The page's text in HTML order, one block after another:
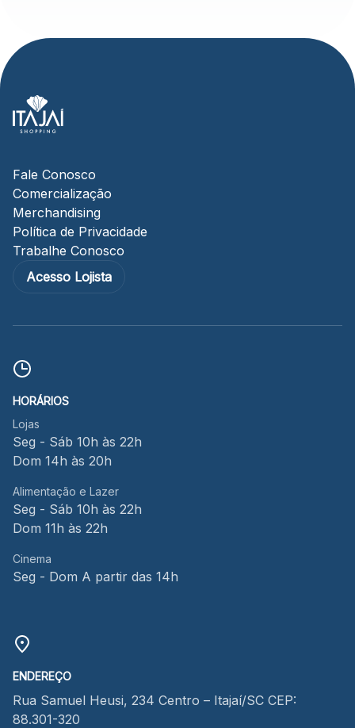
Fale Conosco
Comercialização
Merchandising
Política de Privacidade
Trabalhe Conosco
Acesso Lojista
HORÁRIOS
Lojas
Seg - Sáb 10h às 22h
Dom 14h às 20h
Alimentação e Lazer
Seg - Sáb 10h às 22h
Dom 11h às 22h
Cinema
Seg - Dom A partir das 14h
ENDEREÇO
Rua Samuel Heusi, 234 Centro – Itajaí/SC CEP:
88.301-320